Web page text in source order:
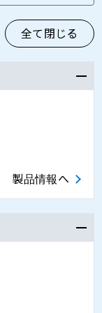
全て閉じる
製品情報へ